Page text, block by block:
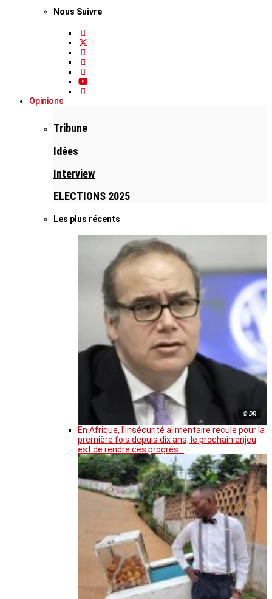
Nous Suivre
Opinions
Tribune
Idées
Interview
ELECTIONS 2025
Les plus récents
© DR
En Afrique, l’insécurité alimentaire recule pour la
première fois depuis dix ans, le prochain enjeu
est de rendre ces progrès…